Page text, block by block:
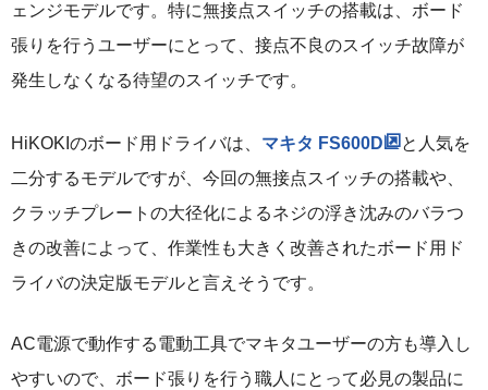
ェンジモデルです。特に無接点スイッチの搭載は、ボード
張りを行うユーザーにとって、接点不良のスイッチ故障が
発生しなくなる待望のスイッチです。
HiKOKIのボード用ドライバは、 マキタ FS600D
と人気を
二分するモデルですが、今回の無接点スイッチの搭載や、
クラッチプレートの大径化によるネジの浮き沈みのバラつ
きの改善によって、作業性も大きく改善されたボード用ド
ライバの決定版モデルと言えそうです。
AC電源で動作する電動工具でマキタユーザーの方も導入し
やすいので、ボード張りを行う職人にとって必見の製品に